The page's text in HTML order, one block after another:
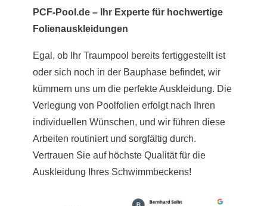
PCF-Pool.de – Ihr Experte für hochwertige
Folienauskleidungen
Egal, ob Ihr Traumpool bereits fertiggestellt ist
oder sich noch in der Bauphase befindet, wir
kümmern uns um die perfekte Auskleidung. Die
Verlegung von Poolfolien erfolgt nach Ihren
individuellen Wünschen, und wir führen diese
Arbeiten routiniert und sorgfältig durch.
Vertrauen Sie auf höchste Qualität für die
Auskleidung Ihres Schwimmbeckens!